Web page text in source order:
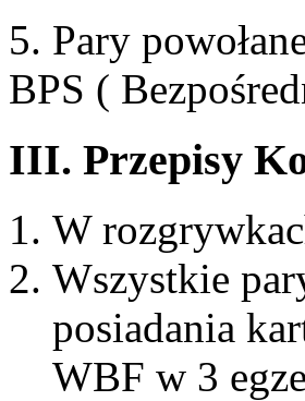
5. Pary
BPS (
III. Przepisy
W
Wszystkie
posiadania
WBF w 3